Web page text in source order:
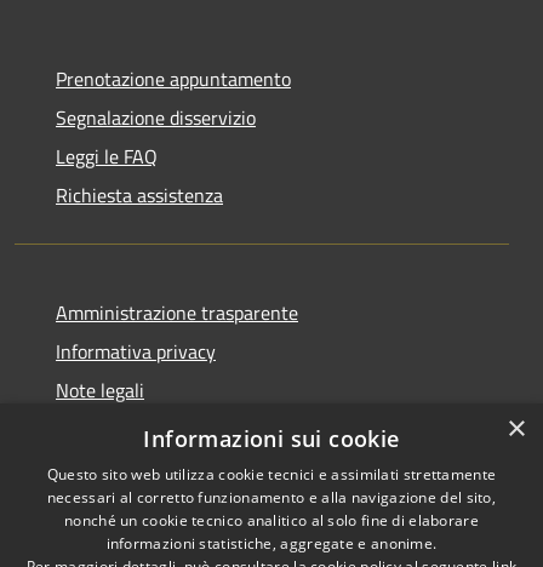
Prenotazione appuntamento
Segnalazione disservizio
Leggi le FAQ
Richiesta assistenza
Amministrazione trasparente
Informativa privacy
Note legali
Dichiarazione di accessibilità
Copyright © 2026 • Comune di
×
Informazioni sui cookie
Questo sito web utilizza cookie tecnici e assimilati strettamente
necessari al corretto funzionamento e alla navigazione del sito,
nonché un cookie tecnico analitico al solo fine di elaborare
informazioni statistiche, aggregate e anonime.